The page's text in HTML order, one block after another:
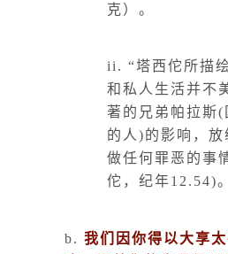
克）。
ii. “塔西佗所描
和私人生活并不
著的兄弟帕拉斯(
的人 )的影响，放
做任何罪恶的事
佗，纪年12.54)
b. 我们因你得以大享